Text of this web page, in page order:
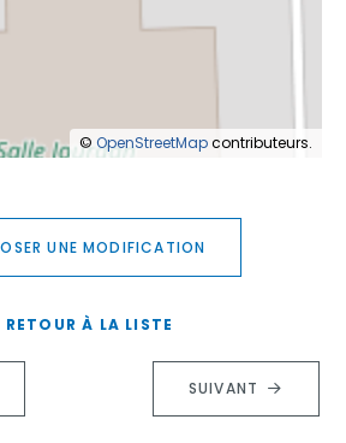
© OpenStreetMapcontributeurs.
UNE MODIFICATION
RETOUR À LA LISTE
SUIVANT